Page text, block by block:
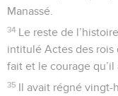
Manassé.
34 Le reste de
intitulé Actes des rois
fait et le courage qu’il
35 Il avait régné vingt-